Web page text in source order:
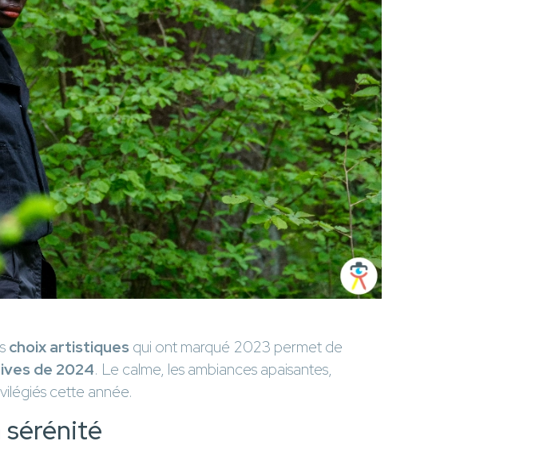
choix artistiques qui ont marqué 2023 permet de
de 2024. Le calme, les ambiances apaisantes,
cette année.
sérénité